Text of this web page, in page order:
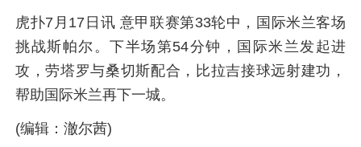
虎扑7月17日讯 意甲联赛第33轮中，国际米兰客场
挑战斯帕尔。下半场第54分钟，国际米兰发起进
攻，劳塔罗与桑切斯配合，比拉吉接球远射建功，
帮助国际米兰再下一城。
(编辑：澈尔茜)